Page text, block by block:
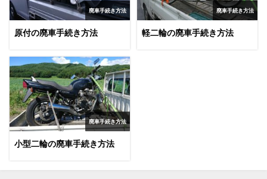
廃車手続き方法
原付の廃車手続き方法
廃車手続き方法
軽二輪の廃車手続き方法
廃車手続き方法
小型二輪の廃車手続き方法